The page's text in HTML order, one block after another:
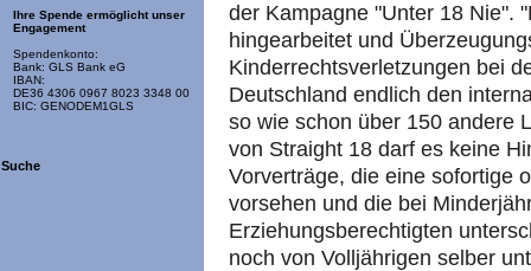
Ihre Spende ermöglicht unser
Engagement
Spendenkonto:
Bank: GLS Bank eG
IBAN:
DE36 4306 0967 8023 3348 00
BIC: GENODEM1GLS
Suche
der Kampagne "Unter 18 Nie".
hingearbeitet und
Kinderrechtsverletzungen bei
Deutschland endlich den
so wie schon über 150 andere
von Straight 18 darf es keine
Vorverträge, die eine sofortige
vorsehen und die bei
Erziehungsberechtigten
noch von Volljährigen selber